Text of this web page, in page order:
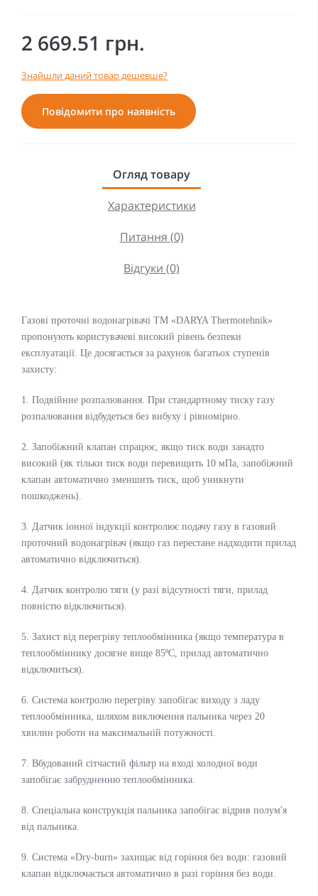
2 669.51 грн.
Знайшли даний товар дешевше?
Повідомити про наявність
Огляд товару
Характеристики
Питання (0)
Відгуки (0)
Газові проточні водонагрівачі ТМ «DARYA Thermotehnik»
пропонують користувачеві високий рівень безпеки
експлуатації. Це досягається за рахунок багатьох ступенів
захисту:
1. Подвійние розпалювання. При стандартному тиску газу
розпалювання відбудеться без вибуху і рівномірно.
2. Запобіжний клапан спрацює, якщо тиск води занадто
високий (як тільки тиск води перевищить 10 мПа, запобіжний
клапан автоматично зменшить тиск, щоб уникнути
пошкоджень).
3. Датчик іонної індукції контролює подачу газу в газовий
проточний водонагрівач (якщо газ перестане надходити прилад
автоматично відключиться).
4. Датчик контролю тяги (у разі відсутності тяги, прилад
повністю відключиться).
5. Захист від перегріву теплообмінника (якщо температура в
теплообміннику досягне вище 85ºС, прилад автоматично
відключиться).
6. Система контролю перегріву запобігає виходу з ладу
теплообмінника, шляхом виключення пальника через 20
хвилин роботи на максимальній потужності.
7. Вбудований сітчастий фільтр на вході холодної води
запобігає забрудненню теплообмінника.
8. Спеціальна конструкція пальника запобігає відрив полум'я
від пальника.
9. Система «Dry-burn» захищає від горіння без води: газовий
клапан відключається автоматично в разі горіння без води.